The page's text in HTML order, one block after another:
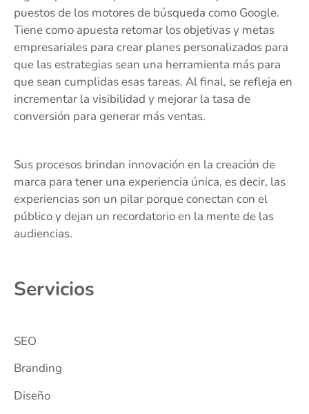
puestos de los motores de búsqueda como Google.
Tiene como apuesta retomar los objetivas y metas
empresariales para crear planes personalizados para
que las estrategias sean una herramienta más para
que sean cumplidas esas tareas. Al final, se refleja en
incrementar la visibilidad y mejorar la tasa de
conversión para generar más ventas.
Sus procesos brindan innovación en la creación de
marca para tener una experiencia única, es decir, las
experiencias son un pilar porque conectan con el
público y dejan un recordatorio en la mente de las
audiencias.
Servicios
SEO
Branding
Diseño